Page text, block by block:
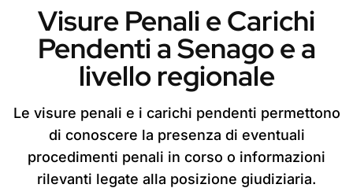
Visure Penali e Carichi
Pendenti a Senago e a
livello regionale
Le visure penali e i carichi pendenti permettono
di conoscere la presenza di eventuali
procedimenti penali in corso o informazioni
rilevanti legate alla posizione giudiziaria.